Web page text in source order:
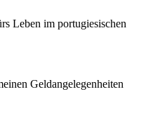
Leben im portugiesischen
Geldangelegenheiten